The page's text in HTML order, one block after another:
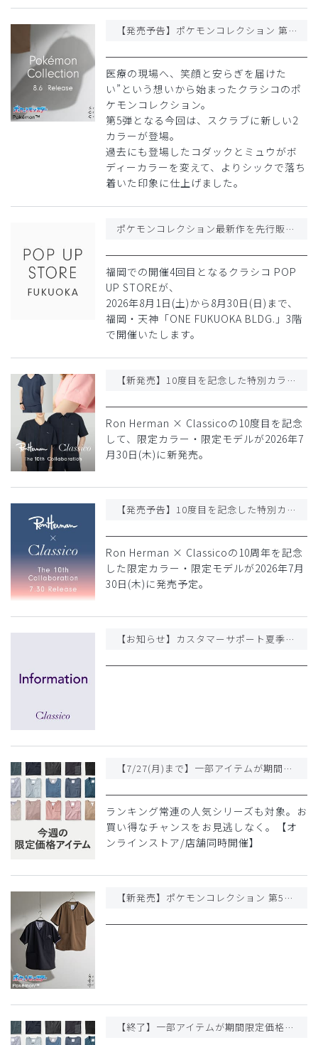
【発売予告】ポケモンコレクション 第5弾 / 新作スクラブが8月6日に登場予定(一部店舗にて8月1日より先行販売予定)
医療の現場へ、笑顔と安らぎを届けた
い”という想いから始まったクラシコのポ
ケモンコレクション。
第5弾となる今回は、スクラブに新しい2
カラーが登場。
過去にも登場したコダックとミュウがボ
ディーカラーを変えて、よりシックで落ち
着いた印象に仕上げました。
ポケモンコレクション最新作を先行販売!8/1(土)〜 福岡・天神「ONE FUKUOKA BLDG.」にてPOP UP STORE開催
福岡での開催4回目となるクラシコ POP
UP STOREが、
2026年8月1日(土)から8月30日(日)まで、
福岡・天神「ONE FUKUOKA BLDG.」3階
で開催いたします。
【新発売】10度目を記念した特別カラー・モデル Ron Herman × Classico コラボレーションシリーズ
Ron Herman × Classicoの10度目を記念
して、限定カラー・限定モデルが2026年7
月30日(木)に新発売。
【発売予告】10度目を記念した特別カラー・モデル Ron Herman × Classico コラボレーションシリーズ
Ron Herman × Classicoの10周年を記念
した限定カラー・限定モデルが2026年7月
30日(木)に発売予定。
【お知らせ】カスタマーサポート夏季休業および商品発送について
【7/27(月)まで】一部アイテムが期間限定価格になりました
ランキング常連の人気シリーズも対象。お
買い得なチャンスをお見逃しなく。【オ
ンラインストア/店舗同時開催】
【新発売】ポケモンコレクション 第5弾 / 最新スクラブが登場
【終了】一部アイテムが期間限定価格になりました